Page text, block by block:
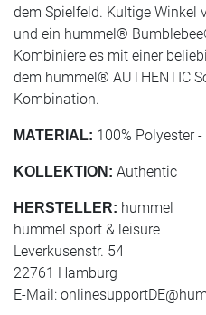
dem Spielfeld. Kultige Winkel
und ein hummel®
Kombiniere es mit einer
dem hummel® AUTHENTIC
Kombination.
MATERIAL: 100% Polyester -
KOLLEKTION: Authentic
HERSTELLER: hummel
hummel sport & leisure
Leverkusenstr. 54
22761 Hamburg
E-Mail: